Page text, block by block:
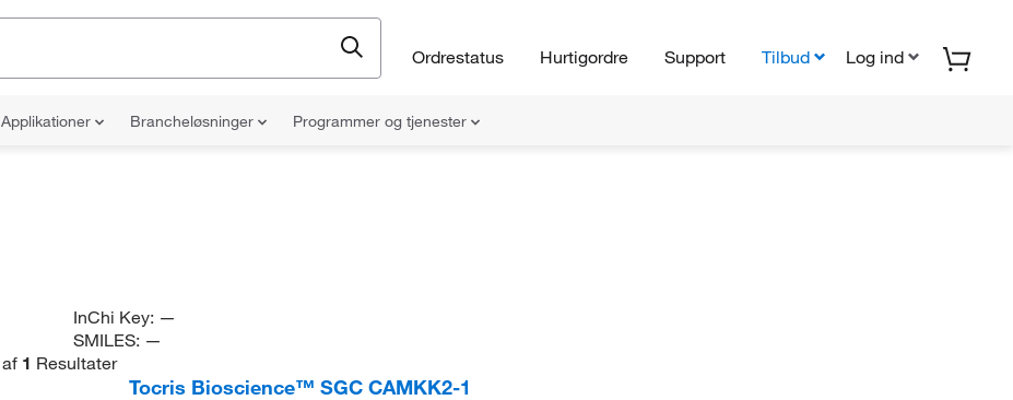
Ordrestatus Hurtigordre Support Tilbud Log ind
Applikationer Brancheløsninger Programmer og tjenester
InChi Key: —
SMILES: —
af 1 Resultater
Tocris Bioscience™ SGC CAMKK2-1